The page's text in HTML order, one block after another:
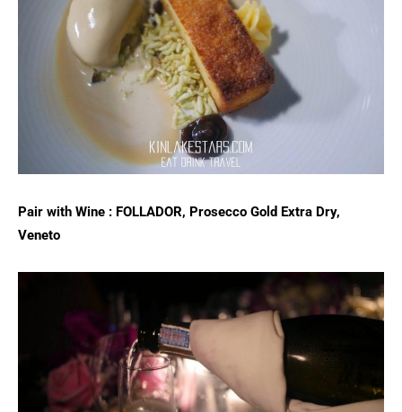
Pair with Wine : FOLLADOR, Prosecco Gold Extra Dry,
Veneto